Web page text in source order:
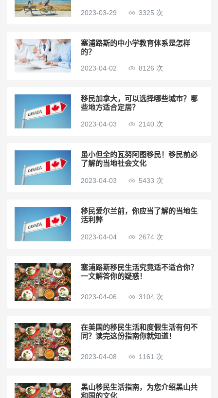
2023-03-29 3325 次
塞浦路斯的中小学教育体系是怎样
的？
2023-04-02 8126 次
移民加拿大，可以选择哪些城市？哪
些地方适合定居？
2023-04-03 2140 次
虽小但全的瓦努阿图移民！移民前必
了解的当地社会文化
2023-04-03 5433 次
移民爱尔兰前，你应当了解的当地生
活利弊
2023-04-04 2674 次
塞浦路斯移民生活究竟适不适合你？
一文解答你的疑惑！
2023-04-06 3104 次
在美国的移民生活和度假生活有何不
同？读完这份指南你就知道！
2023-04-08 1161 次
黑山移民生活指南，为您介绍黑山共
和国的文化